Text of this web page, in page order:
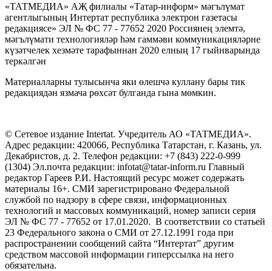
«ТАТМЕДИА» АҖ филиалы «Татар-информ» мәгълүмат
агентлыгының Интертат республика электрон газетасы
редакциясе» ЭЛ № ФС 77 - 77652 2020 Россиянең элемтә,
мәгълүмати технологияләр һәм гаммәви коммуникацияләрне
күзәтчелек хезмәте тарафыннан 2020 елның 17 гыйнварында
теркәлгән
Материалларны тулысынча яки өлешчә куллану бары тик
редакциядән язмача рөхсәт булганда гына мөмкин.
© Сетевое издание Intertat. Учредитель АО «ТАТМЕДИА».
Адрес редакции: 420066, Республика Татарстан, г. Казань, ул.
Декабристов, д. 2. Телефон редакции: +7 (843) 222-0-999
(1304) Эл.почта редакции: infotat@tatar-inform.ru Главный
редактор Гареев Р.И. Настоящий ресурс может содержать
материалы 16+. СМИ зарегистрировано Федеральной
службой по надзору в сфере связи, информационных
технологий и массовых коммуникаций, номер записи серия
ЭЛ № ФС 77 - 77652 от 17.01.2020. В соответствии со статьей
23 Федерального закона о СМИ от 27.12.1991 года при
распространении сообщений сайта “Интертат” другим
средством массовой информации гиперссылка на него
обязательна.